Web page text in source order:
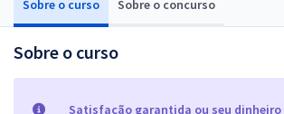
Sobre o curso Sobre o concurso
Sobre o curso
Satisfação garantida ou seu dinheiro